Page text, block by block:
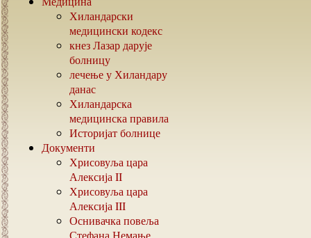
Хиландарски
медицински кодекс
кнез Лазар дарује
болницу
лечење у Хиландару
данас
Хиландарска
медицинска правила
Историјат болнице
Документи
Хрисовуља цара
Алексија II
Хрисовуља цара
Алексија III
Оснивачка повеља
Стефана Немање